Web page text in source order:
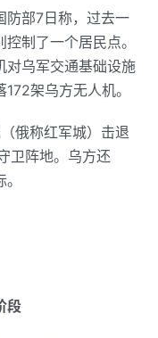
防部7日称，过去一
制了一个居民点。
对乌军交通基础设施
架乌方无人机。
俄称红军城）击退
卫阵地。乌方还
段